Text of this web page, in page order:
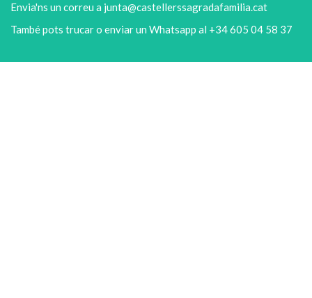
Envia'ns un correu a junta@castellerssagradafamilia.cat
També pots trucar o enviar un Whatsapp al +34 605 04 58 37